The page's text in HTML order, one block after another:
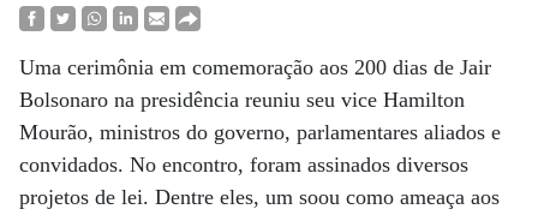
Uma cerimônia em comemoração aos 200 dias de Jair
Bolsonaro na presidência reuniu seu vice Hamilton
Mourão, ministros do governo, parlamentares aliados e
convidados. No encontro, foram assinados diversos
projetos de lei. Dentre eles, um soou como ameaça aos